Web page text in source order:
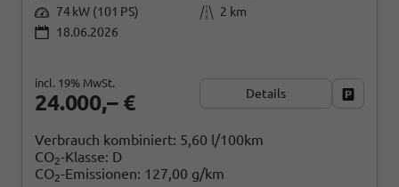
74 kW (101 PS)
2 km
18.06.2026
24.000,– €
incl. 19% MwSt.
Details
Verbrauch kombiniert: 5,60 l/100km
CO2-Klasse: D
CO2-Emissionen: 127,00 g/km